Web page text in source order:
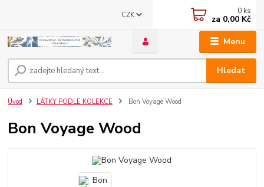
Menu
CZK
Hledat
0 ks
za 0,00 Kč
Úvod LÁTKY PODLE KOLEKCE Bon Voyage Wood
Bon Voyage Wood